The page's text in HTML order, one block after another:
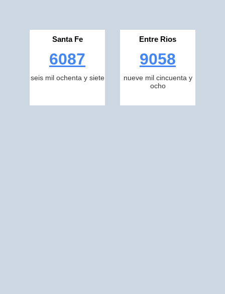
Santa Fe
6087
seis mil ochenta y siete
Entre Rios
9058
nueve mil cincuenta y
ocho